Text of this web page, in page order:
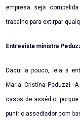
empresa seja
trabalho para extirpar
Entrevista ministra
Daqui a pouco, leia a
Maria Cristina Peduzzi.
casos de assédio,
punir o assediador com